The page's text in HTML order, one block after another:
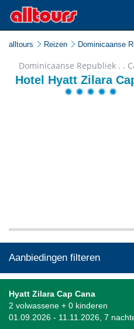
alltours Reizen Dominicaanse
Dominicaanse Republiek . .
Hotel Hyatt Zilara
Aanbiedingen filteren
Hyatt Zilara Cap Cana
2 volwassene + 0 kinderen
01.09.2026 - 11.11.2026, 7